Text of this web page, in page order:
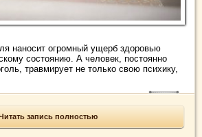
наносит огромный ущерб здоровью
состоянию. А человек, постоянно
травмирует не только свою психику,
запись полностью